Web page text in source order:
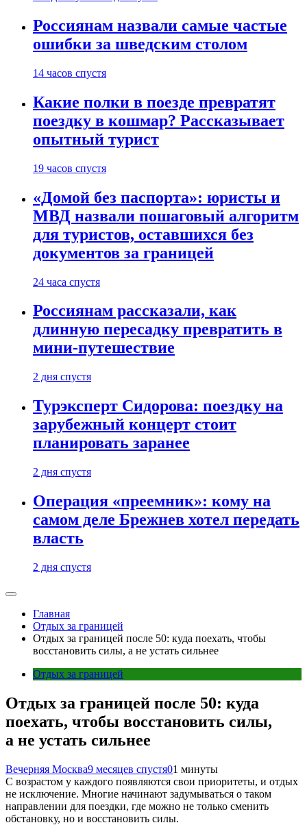
Россиянам назвали самые частые
ошибки за шведским столом
14 часов спустя
Какие полки в поезде превратят
поездку в кошмар? Рассказывает
опытный турист
19 часов спустя
«Домой без паспорта»: юристы и
МВД назвали пошаговый алгоритм
для туристов, оставшихся без
документов за границей
24 часа спустя
Россиянам рассказали, как
длинную пересадку превратить в
мини-путешествие
2 дня спустя
Турэксперт Сидорова: поездку на
зарубежный концерт стоит
планировать заранее
2 дня спустя
Операция «преемник»: кому на
самом деле Брежнев хотел передать
власть
2 дня спустя
Главная
Отдых за границей
Отдых за границей после 50: куда поехать, чтобы
восстановить силы, а не устать сильнее
Отдых за границей
Отдых за границей после 50: куда
поехать, чтобы восстановить силы,
а не устать сильнее
Вечерняя Москва9 месяцев спустя01 минуты
С возрастом у каждого появляются свои приоритеты, и отдых
не исключение. Многие начинают задумываться о таком
направлении для поездки, где можно не только сменить
обстановку, но и восстановить силы.